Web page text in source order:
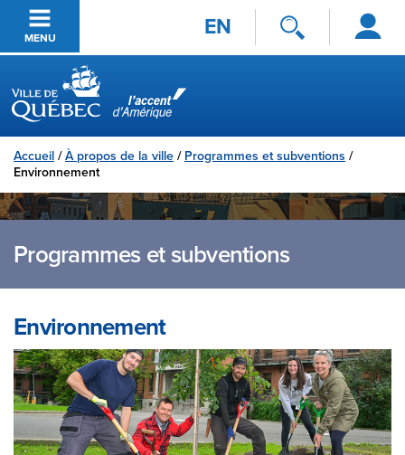
Passer au contenu principal
MENU EN
Se
connecter
Ville de Québec
Accueil /À propos de la ville / Programmes et subventions /
Environnement
Programmes et subventions
Environnement